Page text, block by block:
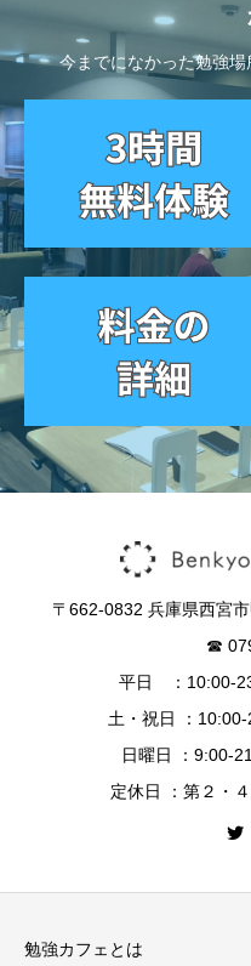
今までになかった勉強
〒662-0832 兵庫県西宮
☎︎
平日 ：10:00-
土・祝日 ：10:00-
日曜日 ：9:00-
定休日 ：第２・
勉強カフェとは